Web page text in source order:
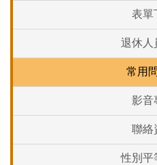
表單
退休人
常用
影音
聯絡
性別平